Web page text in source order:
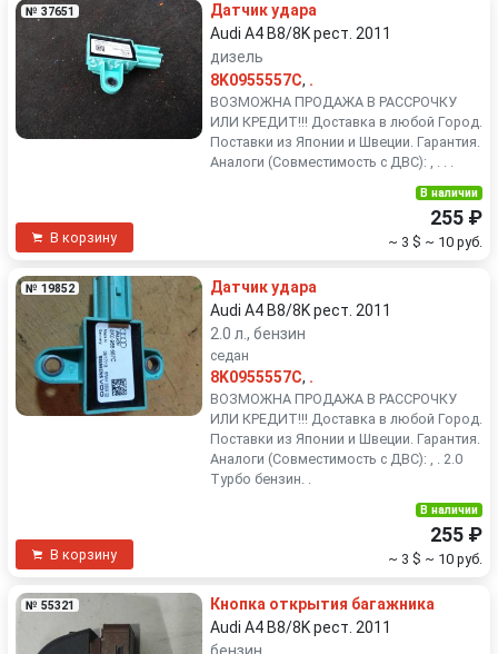
№ 37651
Датчик удара
Audi A4 B8/8K рест. 2011
дизель
8K0955557C, .
ВОЗМОЖНА ПРОДАЖА В РАССРОЧКУ
ИЛИ КРЕДИТ!!! Доставка в любой Город.
Поставки из Японии и Швеции. Гарантия.
Аналоги (Совместимость с ДВС): , . . .
В корзину
В наличии
255 ₽
~ 3 $ ~ 10 руб.
№ 19852
Датчик удара
Audi A4 B8/8K рест. 2011
2.0 л., бензин
седан
8K0955557C, .
ВОЗМОЖНА ПРОДАЖА В РАССРОЧКУ
ИЛИ КРЕДИТ!!! Доставка в любой Город.
Поставки из Японии и Швеции. Гарантия.
Аналоги (Совместимость с ДВС): , . 2.0
Турбо бензин. .
В корзину
В наличии
255 ₽
~ 3 $ ~ 10 руб.
№ 55321
Кнопка открытия багажника
Audi A4 B8/8K рест. 2011